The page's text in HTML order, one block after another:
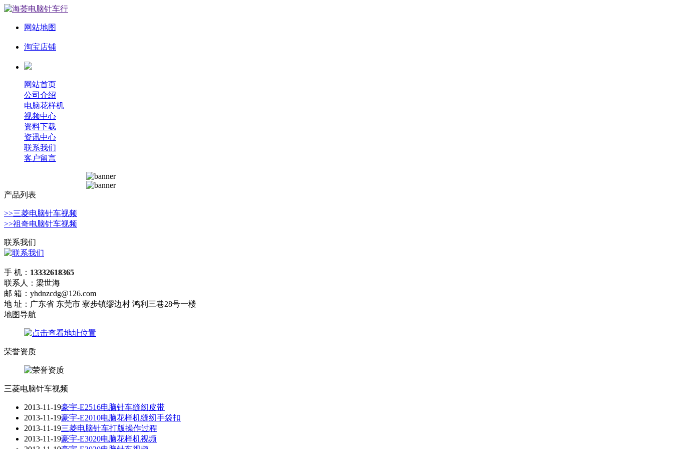
网站地图
淘宝店铺
网站首页
公司介绍
电脑花样机
视频中心
资料下载
资讯中心
联系我们
客户留言
产品列表
>>三菱电脑针车视频
>>祖奇电脑针车视频
联系我们
手 机： 13332618365
联系人：梁世海
邮 箱：yhdnzcdg@126.com
地 址：广东省 东莞市 寮步镇缪边村 鸿利三巷28号一楼
地图导航
荣誉资质
三菱电脑针车视频
2013-11-19豪宇-E2516电脑针车缝纫皮带
2013-11-19豪宇-E2010电脑花样机缝纫手袋扣
2013-11-19三菱电脑针车打版操作过程
2013-11-19豪宇-E3020电脑花样机视频